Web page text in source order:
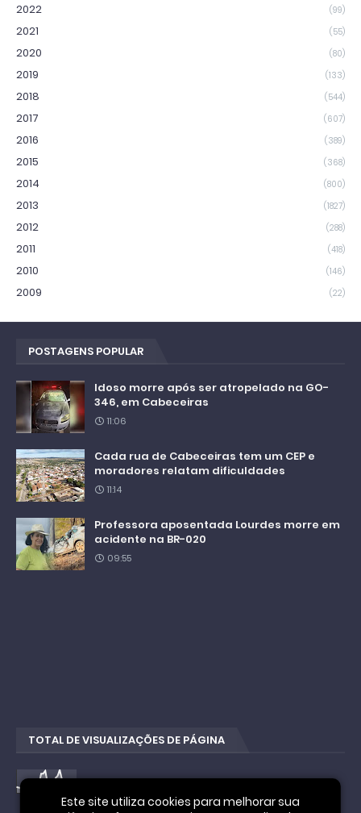
2022 (99)
2021 (55)
2020 (80)
2019 (133)
2018 (544)
2017 (607)
2016 (389)
2015 (368)
2014 (800)
2013 (1827)
2012 (288)
2011 (418)
2010 (146)
2009 (22)
POSTAGENS POPULAR
Idoso morre após ser atropelado na GO-
346, em Cabeceiras
11:06
Cada rua de Cabeceiras tem um CEP e
moradores relatam dificuldades
11:14
Professora aposentada Lourdes morre em
acidente na BR-020
09:55
TOTAL DE VISUALIZAÇÕES DE PÁGINA
Este site utiliza cookies para melhorar sua